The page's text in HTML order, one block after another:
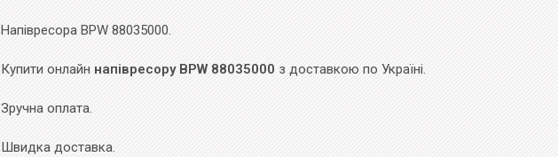
Напівресора BPW 88035000.
Купити онлайн напівресору BPW 88035000 з доставкою по Україні.
Зручна оплата.
Швидка доставка.